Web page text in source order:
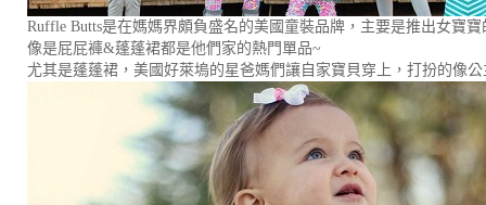
Ruffle Butts是在媽媽界頗負盛名的美國童裝品牌，主要是推出女寶寶
像是屁屁褲&蓬蓬裙都是他們家的熱門單品~
尤其是蓬蓬裙，美國好萊塢的星爸媽們讓自家寶貝穿上，打扮的像